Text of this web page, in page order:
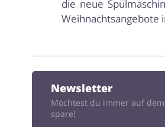
die neue
Weihnachtsangebote
Newsletter
Möchtest du immer auf
spare!